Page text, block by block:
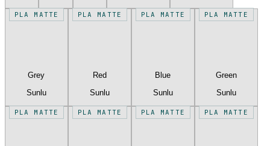
PLA MATTE
Grey
Sunlu
PLA MATTE
Red
Sunlu
PLA MATTE
Blue
Sunlu
PLA MATTE
Green
Sunlu
PLA MATTE PLA MATTE PLA MATTE PLA MATTE